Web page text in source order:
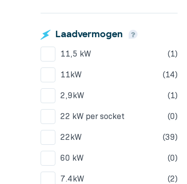
Laadvermogen
11,5 kW (1)
11kW (14)
2,9kW (1)
22 kW per socket (0)
22kW (39)
60 kW (0)
7.4kW (2)